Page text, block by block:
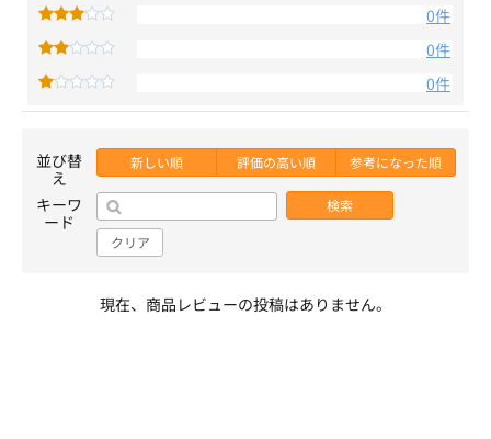
0件
0件
0件
並び替
え
新しい順 評価の高い順 参考になった順
キーワ
ード
検索
クリア
現在、商品レビューの投稿はありません。